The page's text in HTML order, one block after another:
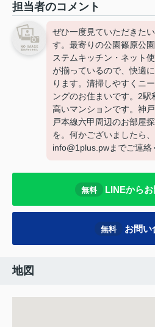
担当者のコメント
ぜひ一度見ていただきた
す。最寄りの公園篠原公
ステムキッチン・ネット
が揃っているので、快適
ります。清掃しやすくニ
ングのお住まいです。2
高いマンションです。神
戸本線六甲周辺のお部屋
を。何かございましたら
info@1plus.pwまでご連絡
無料 LINEから
無料 お問い
地図